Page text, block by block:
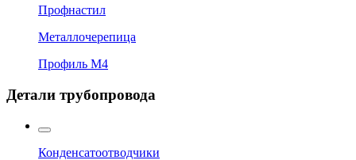
Профнастил
Металлочерепица
Профиль М4
Детали трубопровода
Конденсатоотводчики